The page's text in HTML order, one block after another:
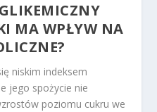
MA WPŁYW NA
niskim indeksem
jego spożycie nie
poziomu cukru we